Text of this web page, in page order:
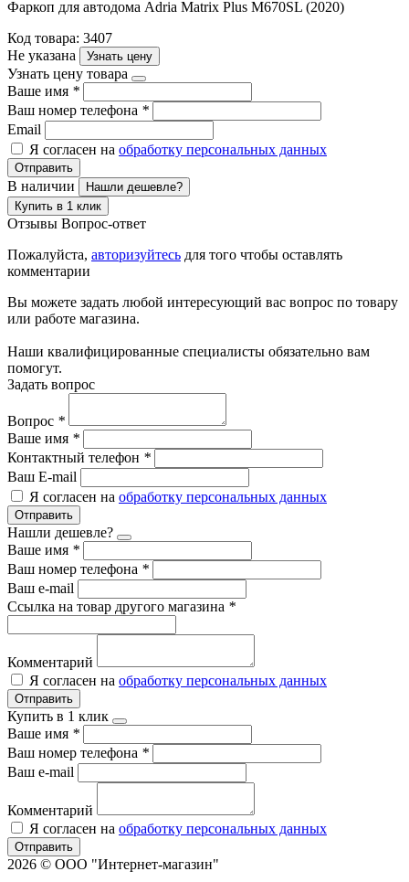
Фаркоп для автодома Adria Matrix Plus M670SL (2020)
Код товара: 3407
Не указана
Узнать цену
Узнать цену товара
Ваше имя *
Ваш номер телефона *
Email
Я согласен на обработку персональных данных
Отправить
В наличии
Нашли дешевле?
Купить в 1 клик
Отзывы Вопрос-ответ
Пожалуйста, авторизуйтесь для того чтобы оставлять
комментарии
Вы можете задать любой интересующий вас вопрос по товару
или работе магазина.
Наши квалифицированные специалисты обязательно вам
помогут.
Задать вопрос
Вопрос *
Ваше имя *
Контактный телефон *
Ваш E-mail
Я согласен на обработку персональных данных
Отправить
Нашли дешевле?
Ваше имя *
Ваш номер телефона *
Ваш e-mail
Ссылка на товар другого магазина *
Комментарий
Я согласен на обработку персональных данных
Отправить
Купить в 1 клик
Ваше имя *
Ваш номер телефона *
Ваш e-mail
Комментарий
Я согласен на обработку персональных данных
Отправить
2026 © ООО "Интернет-магазин"